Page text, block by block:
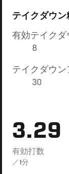
テイクダウン
有効テイクダ
8
テイクダウ
30
3.29
有効打数
／1分